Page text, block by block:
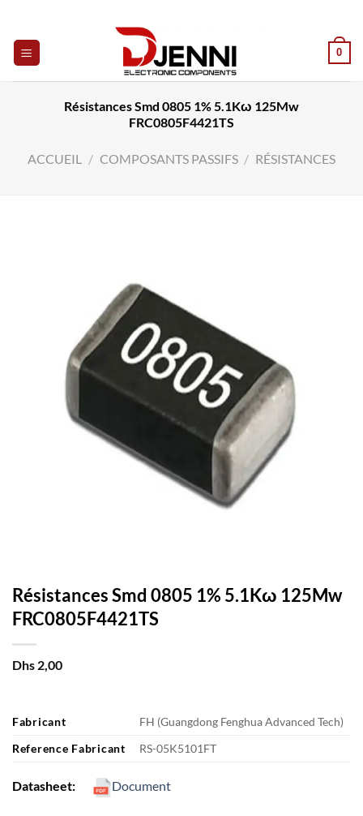
content
0
Résistances Smd 0805 1% 5.1Kω 125Mw
FRC0805F4421TS
ACCUEIL / COMPOSANTS PASSIFS / RÉSISTANCES
Résistances Smd 0805 1% 5.1Kω 125Mw
FRC0805F4421TS
Dhs 2,00
Fabricant
FH (Guangdong Fenghua Advanced Tech)
Reference Fabricant
RS-05K5101FT
Datasheet: Document